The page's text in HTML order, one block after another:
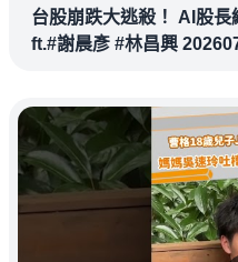
台股崩跌大逃殺！ AI股
ft.#謝晨彥 #林昌興